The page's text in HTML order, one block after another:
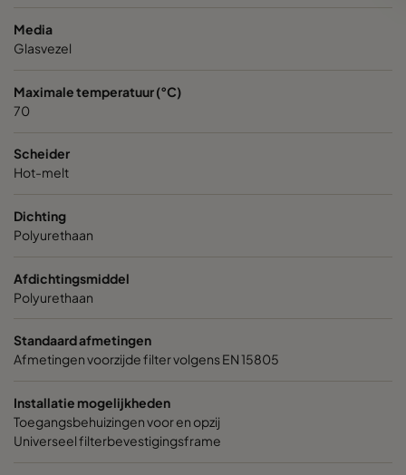
Media
Glasvezel
Maximale temperatuur (°C)
70
Scheider
Hot-melt
Dichting
Polyurethaan
Afdichtingsmiddel
Polyurethaan
Standaard afmetingen
Afmetingen voorzijde filter volgens EN 15805
Installatie mogelijkheden
Toegangsbehuizingen voor en opzij
Universeel filterbevestigingsframe